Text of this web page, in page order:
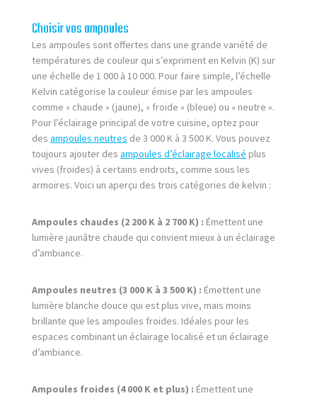
Choisir vos ampoules
Les ampoules sont offertes dans une grande variété de
températures de couleur qui s’expriment en Kelvin (K) sur
une échelle de 1 000 à 10 000. Pour faire simple, l’échelle
Kelvin catégorise la couleur émise par les ampoules
comme « chaude » (jaune), « froide » (bleue) ou « neutre ».
Pour l’éclairage principal de votre cuisine, optez pour
des ampoules neutres de 3 000 K à 3 500 K. Vous pouvez
toujours ajouter des ampoules d’éclairage localisé plus
vives (froides) à certains endroits, comme sous les
armoires. Voici un aperçu des trois catégories de kelvin :
Ampoules chaudes (2 200 K à 2 700 K) : Émettent une
lumière jaunâtre chaude qui convient mieux à un éclairage
d’ambiance.
Ampoules neutres (3 000 K à 3 500 K) : Émettent une
lumière blanche douce qui est plus vive, mais moins
brillante que les ampoules froides. Idéales pour les
espaces combinant un éclairage localisé et un éclairage
d’ambiance.
Ampoules froides (4 000 K et plus) : Émettent une